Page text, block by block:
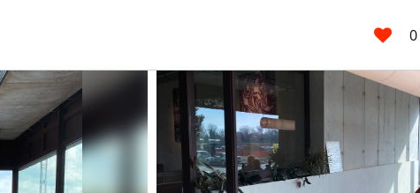
0